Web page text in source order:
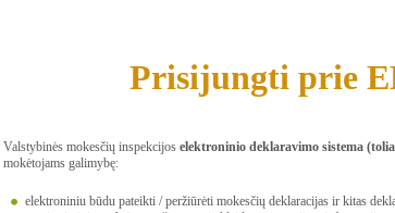
Prisijungti prie
Valstybinės mokesčių inspekcijos elektroninio deklaravimo sistema
mokėtojams galimybę:
elektroniniu būdu pateikti / peržiūrėti mokesčių deklaracijas ir kitas